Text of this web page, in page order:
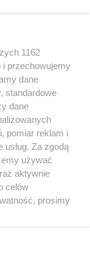
z portali
sięz nami
1162
i przechowujemy
dane
standardowe
dane
pomiar reklam i
usług. Za zgodą
używać
aktywnie
celów
prosimy